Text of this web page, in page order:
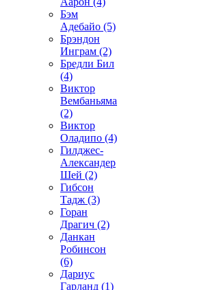
Бэм
Адебайо (5)
Брэндон
Инграм (2)
Бредли Бил
(4)
Виктор
Вембаньяма
(2)
Виктор
Оладипо (4)
Гилджес-
Александер
Шей (2)
Гибсон
Тадж (3)
Горан
Драгич (2)
Данкан
Робинсон
(6)
Дариус
Гарланд (1)